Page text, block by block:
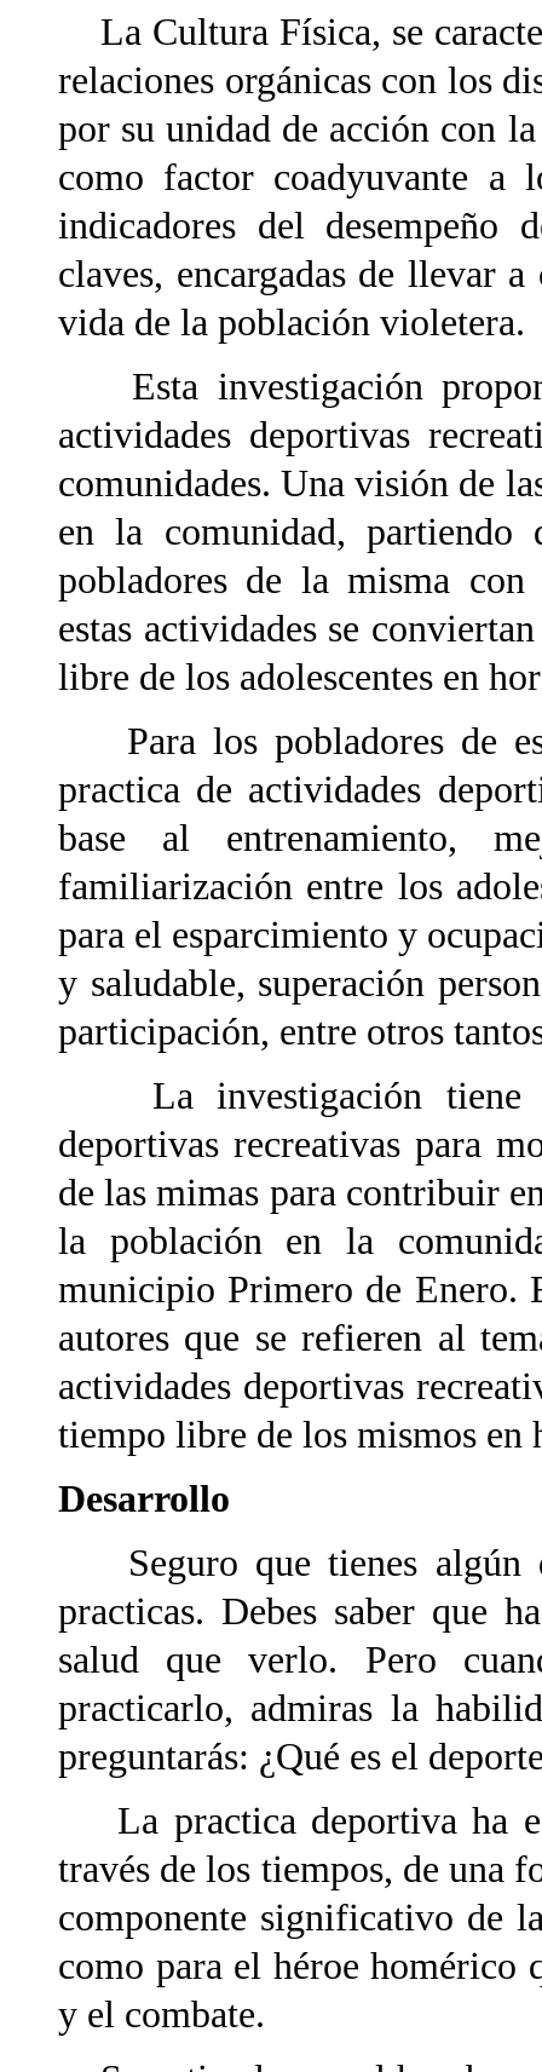
La Cultura Física, se
relaciones orgánicas con los
por su unidad de acción con
como factor coadyuvante a
indicadores del desempeño
claves, encargadas de llevar
vida de la población violetera.
Esta investigación
actividades deportivas
comunidades. Una visión de
en la comunidad,
pobladores de la misma
estas actividades se
libre de los adolescentes en
Para los pobladores de
practica de actividades
base al entrenamiento,
familiarización entre los
para el esparcimiento y
y saludable, superación
participación, entre otros
La investigación tiene
deportivas recreativas para
de las mimas para contribuir
la población en la
municipio Primero de Enero.
autores que se refieren al
actividades deportivas
tiempo libre de los mismos en
Desarrollo
Seguro que tienes algún
practicas. Debes saber que
salud que verlo. Pero
practicarlo, admiras la
preguntarás: ¿Qué es el
La practica deportiva ha
través de los tiempos, de una
componente significativo de
como para el héroe homérico
y el combate.